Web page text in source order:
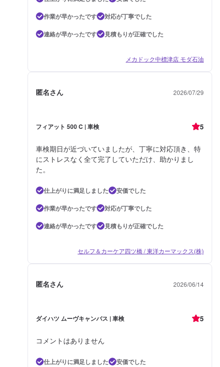
作業が早かったです
対応が丁寧でした
連絡が早かったです
見積もりが正確でした
メカドック中標津店 モダ石油
匿名さん 2026/07/29
フィアット 500 C | 車検 5
車検期日が近づいていましたが、丁寧に対応頂き、特
にストレスなく全て完了していただけ、助かりまし
た。
仕上がりに満足しました
安価でした
作業が早かったです
対応が丁寧でした
連絡が早かったです
見積もりが正確でした
セルフ＆カーケア四ツ橋 / 東洋カーマックス(株)
匿名さん 2026/06/14
ダイハツ ムーヴキャンバス | 車検 5
コメントはありません
仕上がりに満足しました
安価でした